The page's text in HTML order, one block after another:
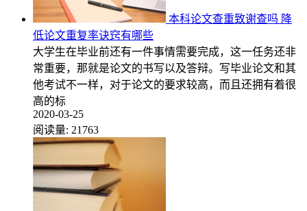
本科论文查重致谢查吗 降
低论文重复率诀窍有哪些
大学生在毕业前还有一件事情需要完成，这一任务还非
常重要，那就是论文的书写以及答辩。写毕业论文和其
他考试不一样，对于论文的要求较高，而且还拥有着很
高的标
2020-03-25
阅读量: 21763